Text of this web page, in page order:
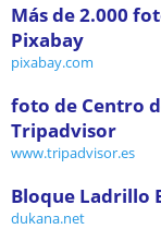
Más de 2.000
Pixabay
pixabay.com
foto de Centro
Tripadvisor
www.tripadvisor.es
Bloque Ladrillo
dukana.net